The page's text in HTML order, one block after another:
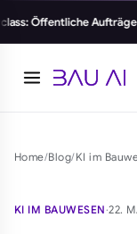
Öffentliche Aufträge
Home/Blog/KI im
KI IM BAUWESEN·22.